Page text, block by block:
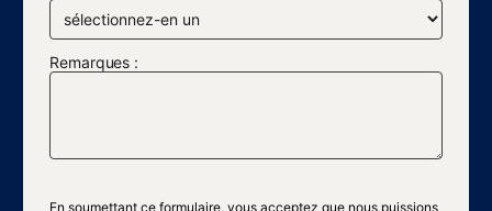
Remarques :
En soumettant ce formulaire, vous acceptez que nous puissions